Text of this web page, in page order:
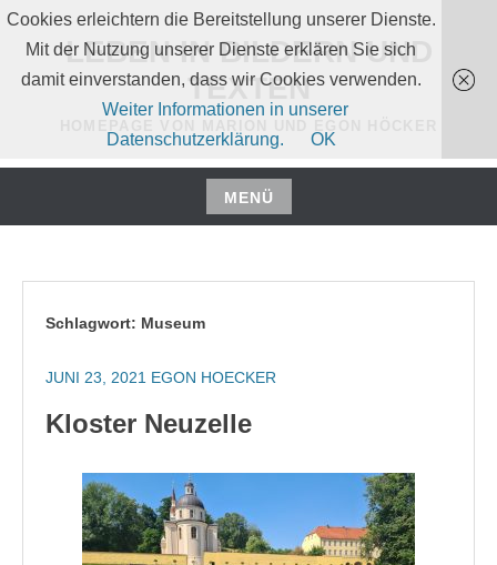
Zum
Inhalt
springen
LEBEN IN BILDERN UND
TEXTEN
MENÜ
Zum
springen
Schlagwort: Museum
JUNI 23, 2021 EGON HOECKER
Kloster Neuzelle
Cookies erleichtern die Bereitstellung unserer Dienste.
Mit der Nutzung unserer Dienste erklären Sie sich
damit einverstanden, dass wir Cookies verwenden.
Weiter Informationen in unserer
Datenschutzerklärung.
OK